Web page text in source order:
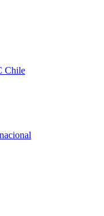
Chile